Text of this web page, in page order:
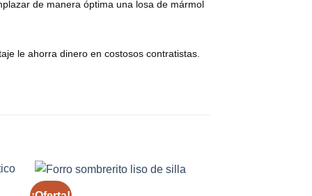
de manera óptima una losa de mármol
le ahorra dinero en costosos contratistas.
HOGAR